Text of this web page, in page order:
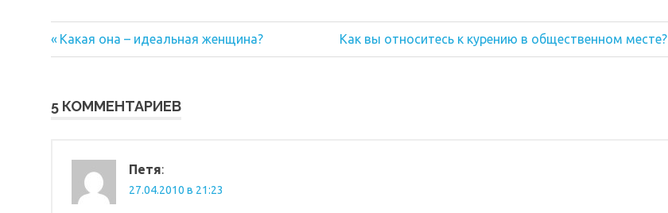
Навигация
записям
Предыдущая
запись:
Какая она – идеальная женщина?
Следующая
запись:
Как вы относитесь к курению в общественном месте?
5 КОММЕНТАРИЕВ
Петя:
27.04.2010 в 21:23